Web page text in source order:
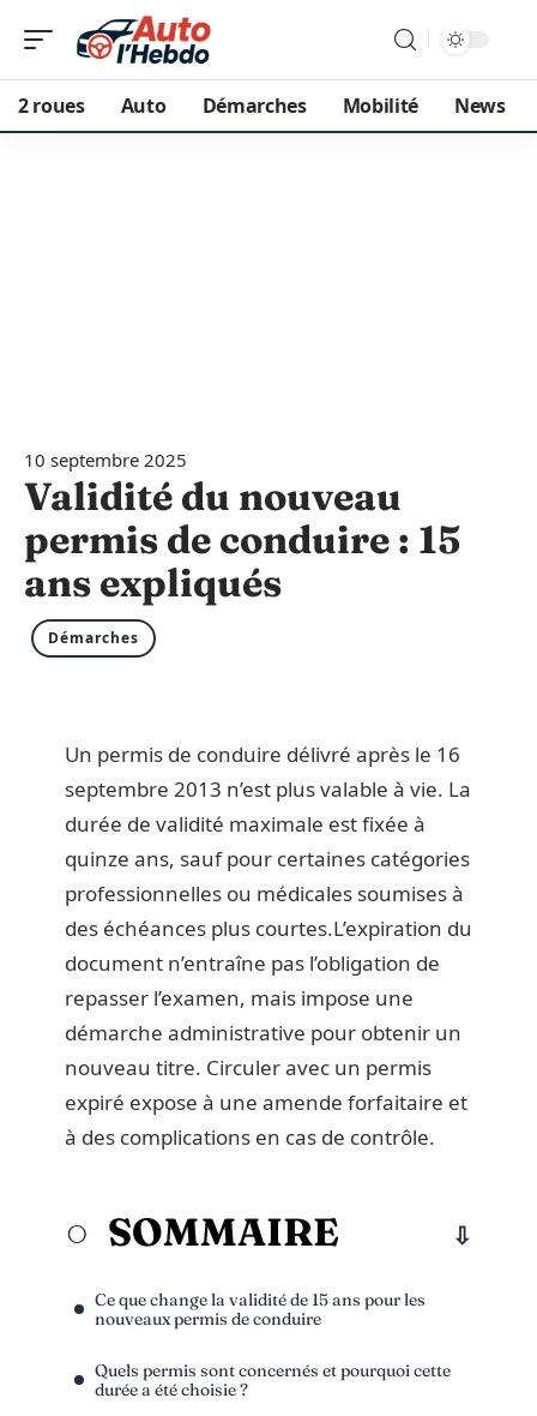
2 roues Auto Démarches Mobilité News
10 septembre 2025
Validité du nouveau
permis de conduire : 15
ans expliqués
Démarches
Un permis de conduire délivré après le 16
septembre 2013 n’est plus valable à vie. La
durée de validité maximale est fixée à
quinze ans, sauf pour certaines catégories
professionnelles ou médicales soumises à
des échéances plus courtes.L’expiration du
document n’entraîne pas l’obligation de
repasser l’examen, mais impose une
démarche administrative pour obtenir un
nouveau titre. Circuler avec un permis
expiré expose à une amende forfaitaire et
à des complications en cas de contrôle.
SOMMAIRE
Ce que change la validité de 15 ans pour les
nouveaux permis de conduire
Quels permis sont concernés et pourquoi cette
durée a été choisie ?